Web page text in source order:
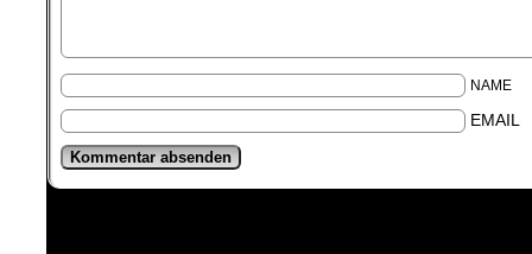
NAME
EMAIL